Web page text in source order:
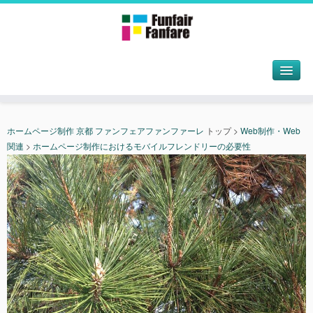
ホームページ制作 京都 ファンフェアファンファーレ トップ> Web制作・Web
関連 > ホームページ制作におけるモバイルフレンドリーの必要性